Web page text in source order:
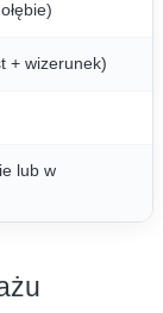
+ wizerunek)
lub w